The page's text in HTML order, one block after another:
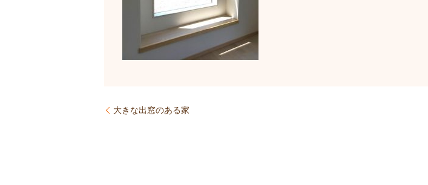
大きな出窓のある家